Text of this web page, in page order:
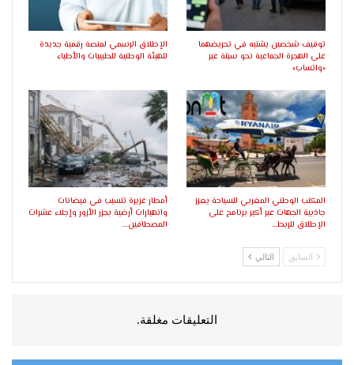
توقيف شخصين يشتبه في تحريضهما
على الهجرة الجماعية نحو سبتة عبر
«واتساب»
الإطلاق الرسمي لمنصة رقمية جديدة
للهيئة الوطنية للطبيبات والأطباء
المكتب الوطني المغربي للسياحة يعزز
جاذبية الجهات عبر أكبر برنامج على
الإطلاق للربط…
أمطار غزيرة تتسبب في فيضانات
وانهيارات أرضية بجزر الأزور وإجلاء عشرات
المصطافين…
السابق التالي
التعليقات مغلقة.